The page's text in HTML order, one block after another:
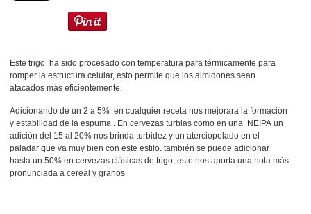
Este trigo ha sido procesado con temperatura para térmicamente para
romper la estructura celular, esto permite que los almidones sean
atacados más eficientemente.
Adicionando de un 2 a 5% en cualquier receta nos mejorara la formación
y estabilidad de la espuma . En cervezas turbias como en una NEIPA un
adición del 15 al 20% nos brinda turbidez y un aterciopelado en el
paladar que va muy bien con este estilo. también se puede adicionar
hasta un 50% en cervezas clásicas de trigo, esto nos aporta una nota más
pronunciada a cereal y granos